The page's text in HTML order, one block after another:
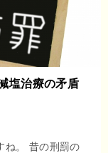
塩治療の矛盾
ね。 昔の刑罰の